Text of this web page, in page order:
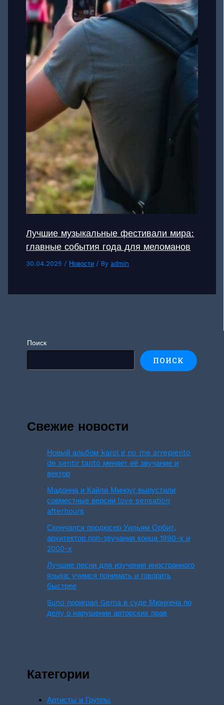
Лучшие музыкальные фестивали мира:
главные события года для меломанов
30.04.2025/ Новости / By admin
Поиск
ПОИСК
Свежие новости
Новый альбом karol g no me arrepiento
de sentir tanto меняет её звучание и
вектор
Мадонна и Кайли Миноуг выпустили
совместные версии love sensation
afterhours
Скончался продюсер Уильям Орбит,
архитектор поп-звучания конца 1990-х и
2000-х
Лучшие песни для изучения иностранного
языка: учимся понимать и говорить
быстрее
Suno проиграл Gema в суде Мюнхена по
делу о нарушении авторских прав
Категории
Артисты и Группы